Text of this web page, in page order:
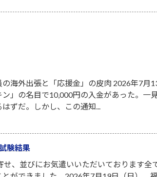
海外出張と「応援金」の皮肉 2026年7月
」の名目で10,000円の入金があった。一
ずだ。しかし、この通知...
験結果
せ、並びにお気遣いいただいております